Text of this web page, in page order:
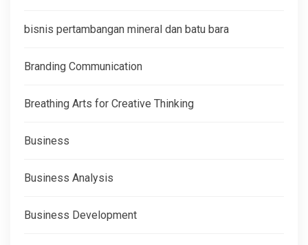
bisnis pertambangan mineral dan batu bara
Branding Communication
Breathing Arts for Creative Thinking
Business
Business Analysis
Business Development